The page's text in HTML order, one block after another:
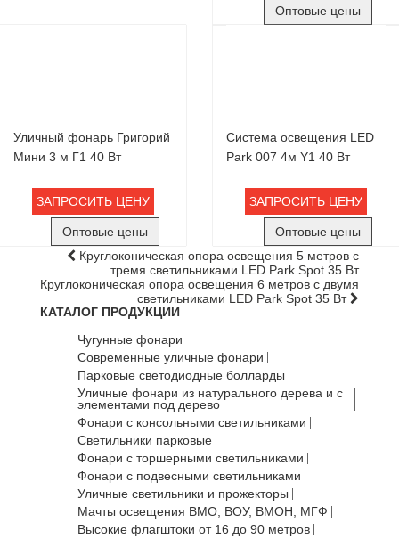
Оптовые цены
Уличный фонарь Григорий
Мини 3 м Г1 40 Вт
ЗАПРОСИТЬ ЦЕНУ
Оптовые цены
Система освещения LED
Park 007 4м Y1 40 Вт
ЗАПРОСИТЬ ЦЕНУ
Оптовые цены
Круглоконическая опора освещения 5 метров с
тремя светильниками LED Park Spot 35 Вт
Круглоконическая опора освещения 6 метров с двумя
светильниками LED Park Spot 35 Вт
КАТАЛОГ ПРОДУКЦИИ
Чугунные фонари
Современные уличные фонари
Парковые светодиодные болларды
Уличные фонари из натурального дерева и с
элементами под дерево
Фонари с консольными светильниками
Светильники парковые
Фонари с торшерными светильниками
Фонари с подвесными светильниками
Уличные светильники и прожекторы
Мачты освещения ВМО, ВОУ, ВМОН, МГФ
Высокие флагштоки от 16 до 90 метров